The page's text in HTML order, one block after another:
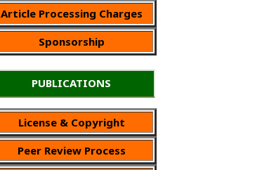
Article Processing Charges
Sponsorship
PUBLICATIONS
License & Copyright
Peer Review Process